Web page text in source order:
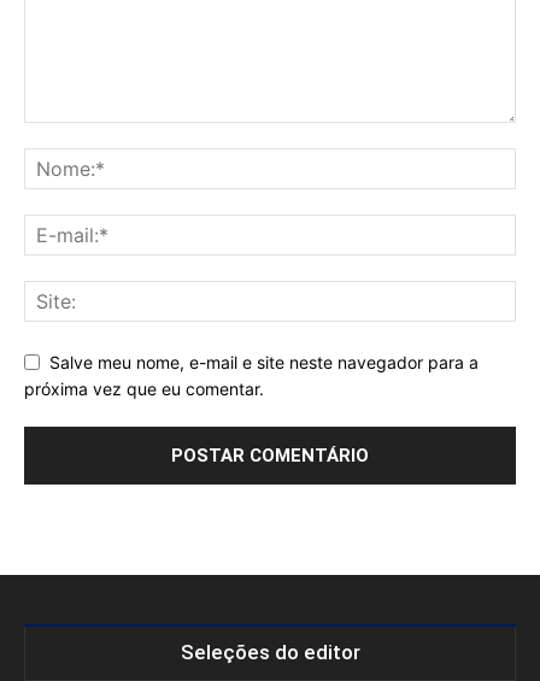
Salve meu nome, e-mail e site neste navegador para a
próxima vez que eu comentar.
Seleções do editor